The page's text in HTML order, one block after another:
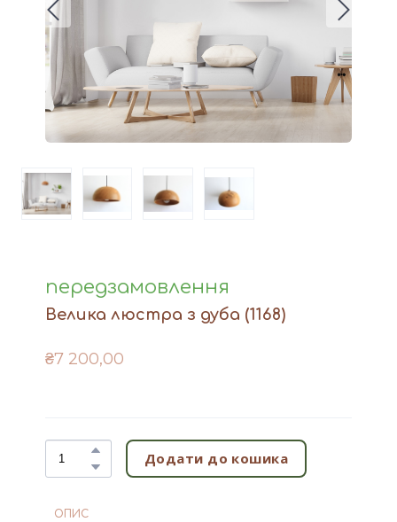
Фігури й статуетки
Догляд за виробами
Доставка та оплата
передзамовлення
Велика люстра з дуба (1168)
₴7 200,00
Додати до кошика
ОПИС